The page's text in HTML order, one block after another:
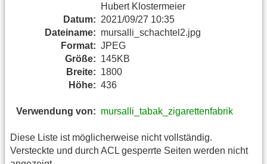
Hubert Klostermeier
Datum: 2021/09/27 10:35
Dateiname: mursalli_schachtel2.jpg
Format: JPEG
Größe: 145KB
Breite: 1800
Höhe: 436
Verwendung von: mursalli_tabak_zigarettenfabrik
Diese Liste ist möglicherweise nicht vollständig.
Versteckte und durch ACL gesperrte Seiten werden nicht